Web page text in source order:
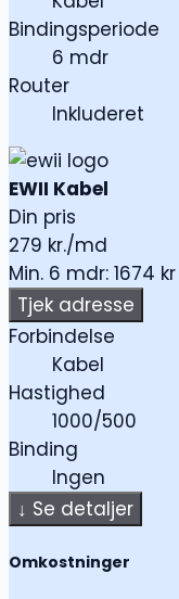
Bindingsperiode
6 mdr
Router
Inkluderet
EWII Kabel
Din pris
279 kr./md
Min. 6 mdr: 1674 kr
Tjek adresse
Forbindelse
Kabel
Hastighed
1000/500
Binding
Ingen
↓ Se detaljer
Omkostninger